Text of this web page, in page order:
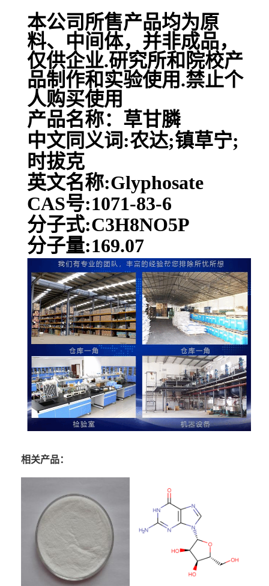
本公司所售产品均为原
料、中间体，并非成品，
仅供企业.研究所和院校产
品制作和实验使用.禁止个
人购买使用
产品名称：草甘膦
中文同义词:农达;镇草宁;
时拔克
英文名称:Glyphosate
CAS号:1071-83-6
分子式:C3H8NO5P
分子量:169.07
相关产品：